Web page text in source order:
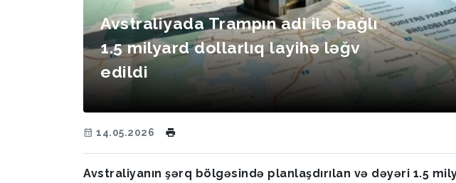
Avstraliyada Trampın adi ilə bağlı
1.5 milyard dollarlıq layihə ləğv
edildi
14.05.2026
Avstraliyanın şərq bölgəsində planlaşdırılan və dəyəri 1.5